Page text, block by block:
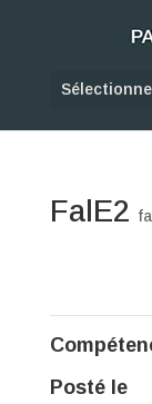
FalE2
Posté le